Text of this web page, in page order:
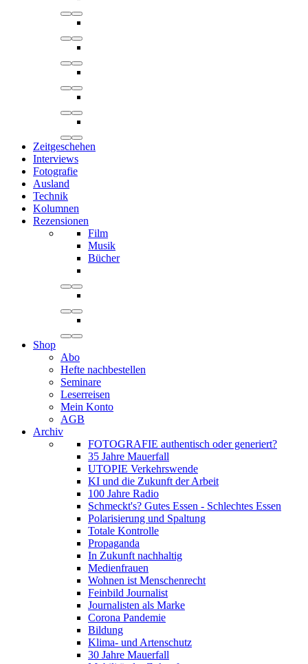
Zeitgeschehen
Interviews
Fotografie
Ausland
Technik
Kolumnen
Rezensionen
Film
Musik
Bücher
Shop
Abo
Hefte nachbestellen
Seminare
Leserreisen
Mein Konto
AGB
Archiv
FOTOGRAFIE authentisch oder generiert?
35 Jahre Mauerfall
UTOPIE Verkehrswende
KI und die Zukunft der Arbeit
100 Jahre Radio
Schmeckt's? Gutes Essen - Schlechtes Essen
Polarisierung und Spaltung
Totale Kontrolle
Propaganda
In Zukunft nachhaltig
Medienfrauen
Wohnen ist Menschenrecht
Feinbild Journalist
Journalisten als Marke
Corona Pandemie
Bildung
Klima- und Artenschutz
30 Jahre Mauerfall